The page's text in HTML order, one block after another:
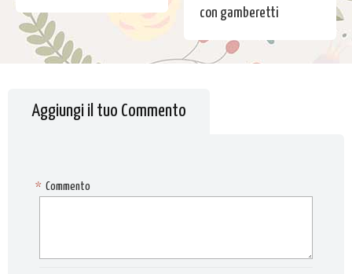
con gamberetti
Aggiungi il tuo Commento
Commento
*